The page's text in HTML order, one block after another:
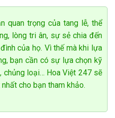
kiểu dáng, giao hoa siêu
tươi online nhanh chóng,
đẹp, phục vụ 24/7
quan trọng của tang lễ, thể
lòng tri ân, sự sẻ chia đến
của họ. Vì thế mà khi lựa
bạn cần có sự lựa chọn kỹ
chủng loại… Hoa Việt 247 sẽ
cho bạn tham khảo.